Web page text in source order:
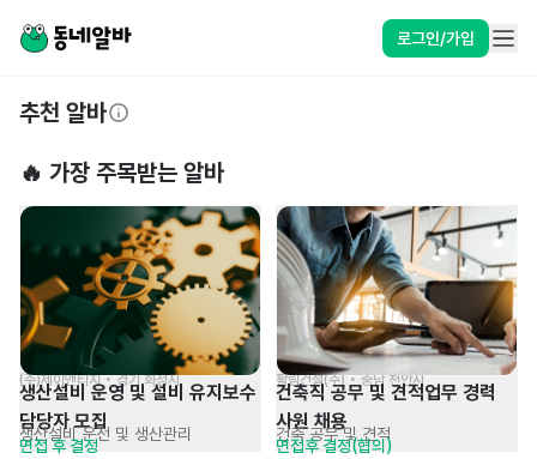
로그인/가입
추천 알바
🔥 가장 주목받는 알바
(주)제이앤티지 • 경기 화성시
생산설비 운영 및 설비 유지보수
담당자 모집
생산설비 운전 및 생산관리
면접 후 결정
활림건설(주) • 충남 천안시
건축직 공무 및 견적업무 경력
사원 채용
건축 공무 및 견적
면접후 결정(협의)